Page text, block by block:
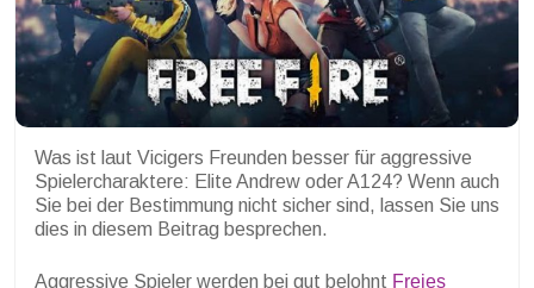
Was ist laut Vicigers Freunden besser für aggressive
Spielercharaktere: Elite Andrew oder A124? Wenn auch
Sie bei der Bestimmung nicht sicher sind, lassen Sie uns
dies in diesem Beitrag besprechen.
Aggressive Spieler werden bei gut belohnt Freies